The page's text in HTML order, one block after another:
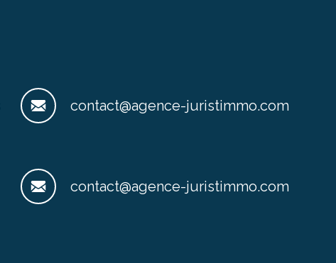
contact@agence-juristimmo.com
contact@agence-juristimmo.com